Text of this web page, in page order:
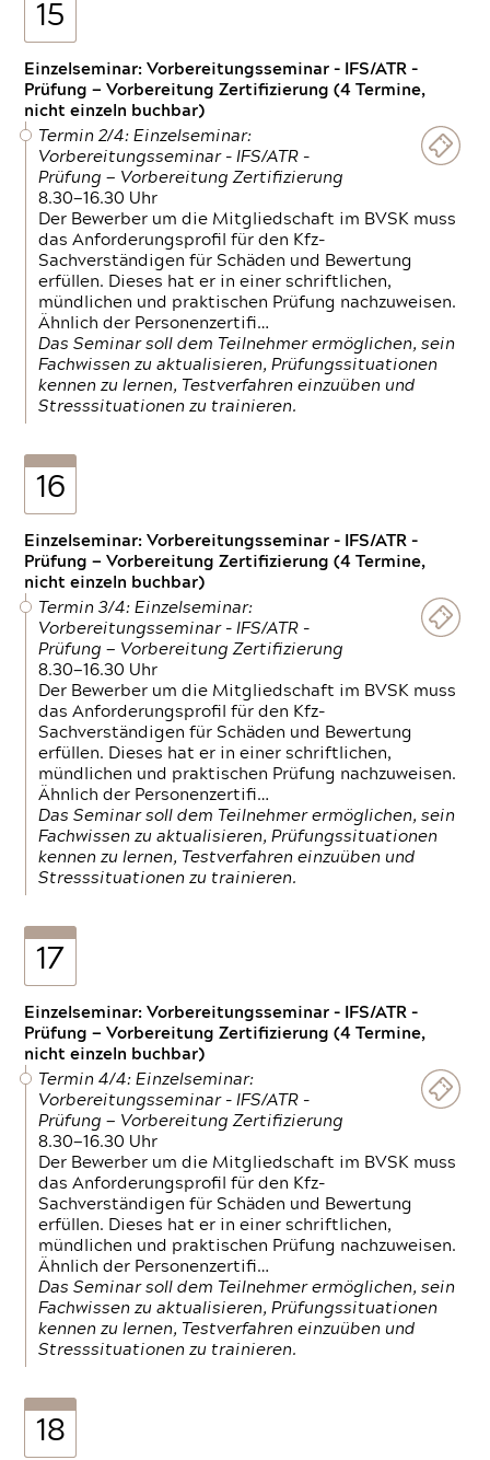
15
Einzelseminar: Vorbereitungsseminar - IFS/ATR -
Prüfung — Vorbereitung Zertifizierung (4 Termine,
nicht einzeln buchbar)
Termin 2/4: Einzelseminar:
Vorbereitungsseminar - IFS/ATR -
Prüfung — Vorbereitung Zertifizierung
8.30—16.30 Uhr
Der Bewerber um die Mitgliedschaft im BVSK muss
das Anforderungsprofil für den Kfz-
Sachverständigen für Schäden und Bewertung
erfüllen. Dieses hat er in einer schriftlichen,
mündlichen und praktischen Prüfung nachzuweisen.
Ähnlich der Personenzertifi…
Das Seminar soll dem Teilnehmer ermöglichen, sein
Fachwissen zu aktualisieren, Prüfungssituationen
kennen zu lernen, Testverfahren einzuüben und
Stresssituationen zu trainieren.
16
Einzelseminar: Vorbereitungsseminar - IFS/ATR -
Prüfung — Vorbereitung Zertifizierung (4 Termine,
nicht einzeln buchbar)
Termin 3/4: Einzelseminar:
Vorbereitungsseminar - IFS/ATR -
Prüfung — Vorbereitung Zertifizierung
8.30—16.30 Uhr
Der Bewerber um die Mitgliedschaft im BVSK muss
das Anforderungsprofil für den Kfz-
Sachverständigen für Schäden und Bewertung
erfüllen. Dieses hat er in einer schriftlichen,
mündlichen und praktischen Prüfung nachzuweisen.
Ähnlich der Personenzertifi…
Das Seminar soll dem Teilnehmer ermöglichen, sein
Fachwissen zu aktualisieren, Prüfungssituationen
kennen zu lernen, Testverfahren einzuüben und
Stresssituationen zu trainieren.
17
Einzelseminar: Vorbereitungsseminar - IFS/ATR -
Prüfung — Vorbereitung Zertifizierung (4 Termine,
nicht einzeln buchbar)
Termin 4/4: Einzelseminar:
Vorbereitungsseminar - IFS/ATR -
Prüfung — Vorbereitung Zertifizierung
8.30—16.30 Uhr
Der Bewerber um die Mitgliedschaft im BVSK muss
das Anforderungsprofil für den Kfz-
Sachverständigen für Schäden und Bewertung
erfüllen. Dieses hat er in einer schriftlichen,
mündlichen und praktischen Prüfung nachzuweisen.
Ähnlich der Personenzertifi…
Das Seminar soll dem Teilnehmer ermöglichen, sein
Fachwissen zu aktualisieren, Prüfungssituationen
kennen zu lernen, Testverfahren einzuüben und
Stresssituationen zu trainieren.
18